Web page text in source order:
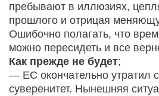
пребывают в иллюзиях,
прошлого и отрицая
Ошибочно полагать, что
можно пересидеть и все
Как прежде не будет;
— ЕС окончательно утратил
суверенитет. Нынешняя